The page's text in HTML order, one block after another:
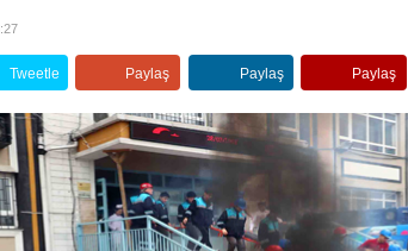
Tweetle Paylaş Paylaş Paylaş